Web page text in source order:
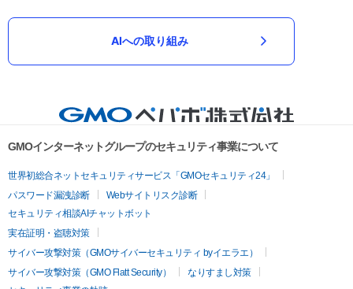
AIへの取り組み
GMOインターネットグループのセキュリティ事業について
世界初総合ネットセキュリティサービス「GMOセキュリティ24」
パスワード漏洩診断
Webサイトリスク診断
セキュリティ相談AIチャットボット
実在証明・盗聴対策
サイバー攻撃対策（GMOサイバーセキュリティ byイエラエ）
サイバー攻撃対策（GMO Flatt Security）
なりすまし対策